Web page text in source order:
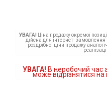
УВАГА! Ціна продажу окремої
дійсна для інтернет- замовлення
роздрібної ціни продажу
УВАГА! В неробочий час
може відрізнятися